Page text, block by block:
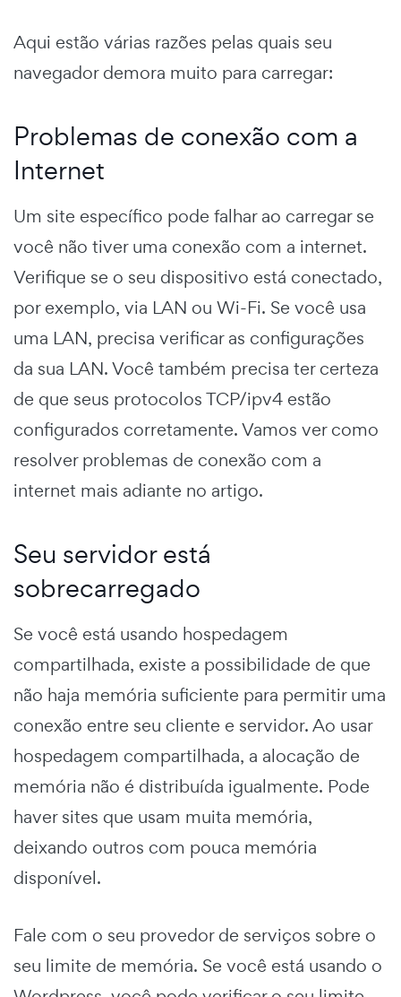
Aqui estão várias razões pelas quais seu
navegador demora muito para carregar:
Problemas de conexão com a
Internet
Um site específico pode falhar ao carregar se
você não tiver uma conexão com a internet.
Verifique se o seu dispositivo está conectado,
por exemplo, via LAN ou Wi-Fi. Se você usa
uma LAN, precisa verificar as configurações
da sua LAN. Você também precisa ter certeza
de que seus protocolos TCP/ipv4 estão
configurados corretamente. Vamos ver como
resolver problemas de conexão com a
internet mais adiante no artigo.
Seu servidor está
sobrecarregado
Se você está usando hospedagem
compartilhada, existe a possibilidade de que
não haja memória suficiente para permitir uma
conexão entre seu cliente e servidor. Ao usar
hospedagem compartilhada, a alocação de
memória não é distribuída igualmente. Pode
haver sites que usam muita memória,
deixando outros com pouca memória
disponível.
Fale com o seu provedor de serviços sobre o
seu limite de memória. Se você está usando o